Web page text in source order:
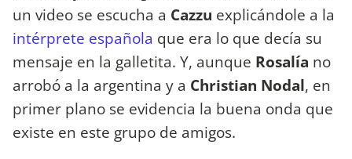
un video se escucha a Cazzu explicándole a la
intérprete española que era lo que decía su
mensaje en la galletita. Y, aunque Rosalía no
arrobó a la argentina y a Christian Nodal, en
primer plano se evidencia la buena onda que
existe en este grupo de amigos.